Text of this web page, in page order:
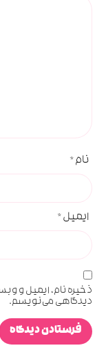
نام*
ایمیل*
ذخیره نام، ایمیل و
دیدگاهی می‌نویسم.